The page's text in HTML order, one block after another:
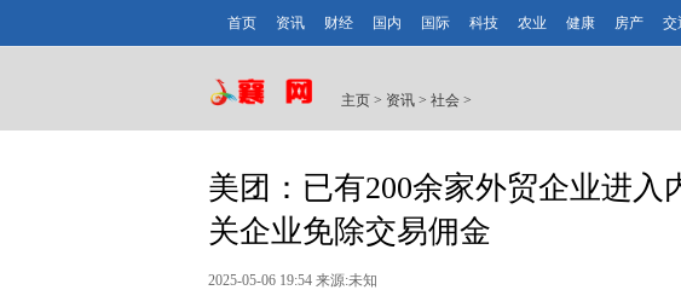
首页 资讯 财经 国内 国际 科技 农业 健康 房产 交
主页 > 资讯 > 社会 >
美团：已有200余家外贸企业进入
关企业免除交易佣金
2025-05-06 19:54 来源:未知